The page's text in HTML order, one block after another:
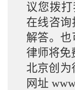
议您拨
在线咨
解答。也
律师将免
北京创
网址